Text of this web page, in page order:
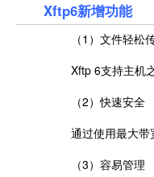
Xftp6新增功能
（1）文件轻松
Xftp 6支持主机
（2）快速安全
通过使用最大
（3）容易管理